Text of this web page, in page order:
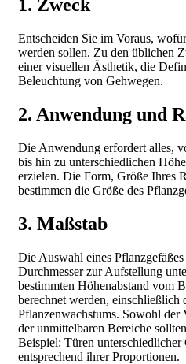
1. Zweck
Entscheiden Sie im Voraus,
werden sollen. Zu den üblichen
einer visuellen Ästhetik, die
Beleuchtung von Gehwegen.
2. Anwendung und
Die Anwendung erfordert alles,
bis hin zu unterschiedlichen
erzielen. Die Form, Größe Ihres
bestimmen die Größe des
3. Maßstab
Die Auswahl eines Pflanzgefäßes
Durchmesser zur Aufstellung
bestimmten Höhenabstand vom
berechnet werden, einschließlich
Pflanzenwachstums. Sowohl der
der unmittelbaren Bereiche
Beispiel: Türen
entsprechend ihrer Proportionen.